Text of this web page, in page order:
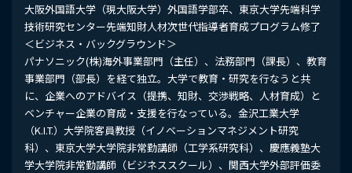
大阪外国語大学（現大阪大学）外国語学部卒、東京大学先端科学
技術研究センター先端知財人材次世代指導者育成プログラム修了
＜ビジネス・バックグラウンド＞
パナソニック(株)海外事業部門（主任）、法務部門（課長）、教育
事業部門（部長）を経て独立。大学で教育・研究を行なうと共
に、企業へのアドバイス（提携、知財、交渉戦略、人材育成）と
ベンチャー企業の育成・支援を行なっている。金沢工業大学
（K.I.T.）大学院客員教授（イノベーションマネジメント研究
科）、東京大学大学院非常勤講師（工学系研究科）、慶應義塾大
学大学院非常勤講師（ビジネススクール）、関西大学外部評価委